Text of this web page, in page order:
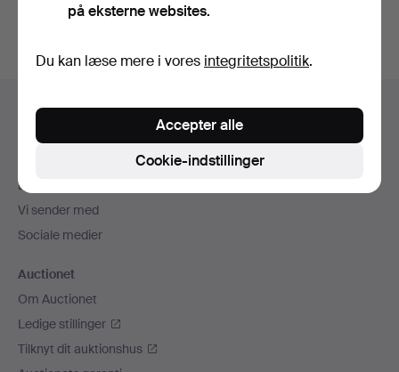
Hjælp og kontaktoplysninger
Kontakt supporten
Betalingsmuligheder
Vi sender med
Sociale medier
Auctionet
Om Auctionet
Ledige stillinger
Tilknyt dit auktionshus
på eksterne websites.
Du kan læse mere i vores integritetspolitik.
Cookie-indstillinger
Accepter alle